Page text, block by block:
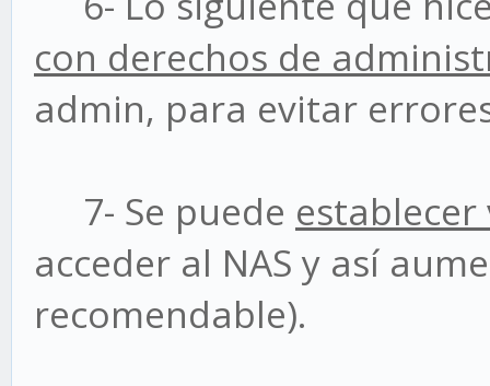
con derechos de
admin, para evitar
7- Se puede
acceder al NAS y así
recomendable).